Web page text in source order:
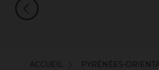
ACCUEIL
PYRÉNÉES-